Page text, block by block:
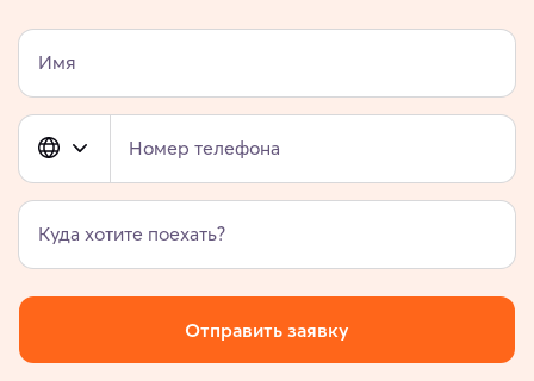
Имя
Номер телефона
Куда хотите поехать?
Отправить заявку